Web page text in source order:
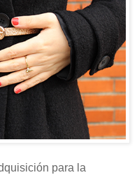
para la